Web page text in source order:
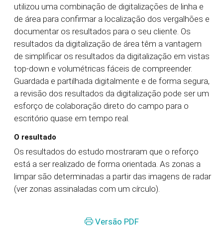
utilizou uma combinação de digitalizações de linha e
de área para confirmar a localização dos vergalhões e
documentar os resultados para o seu cliente. Os
resultados da digitalização de área têm a vantagem
de simplificar os resultados da digitalização em vistas
top-down e volumétricas fáceis de compreender.
Guardada e partilhada digitalmente e de forma segura,
a revisão dos resultados da digitalização pode ser um
esforço de colaboração direto do campo para o
escritório quase em tempo real.
O resultado
Os resultados do estudo mostraram que o reforço
está a ser realizado de forma orientada. As zonas a
limpar são determinadas a partir das imagens de radar
(ver zonas assinaladas com um círculo).
Versão PDF